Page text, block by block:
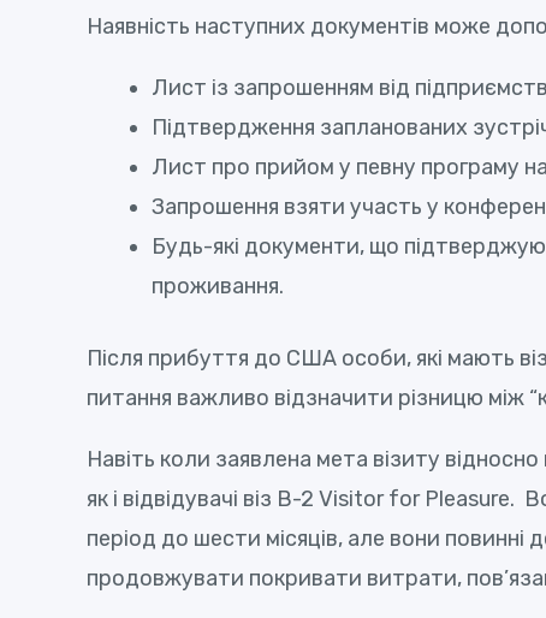
Наявність наступних документів може
Лист із запрошенням від
Підтвердження запланованих
Лист про прийом у певну програму
Запрошення взяти участь у
Будь-які документи, що
проживання.
Після прибуття до США особи, які мають
питання важливо відзначити різницю між
Навіть коли заявлена ​​мета візиту
як і відвідувачі віз В-2 Visitor for
період до шести місяців, але вони
продовжувати покривати витрати,